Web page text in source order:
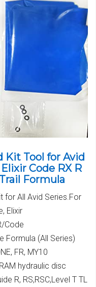
Kit Tool for Avid
Code RX R
Formula
for All Avid Series.For
Elixir
Code
Formula (All Series)
FR, MY10
hydraulic disc
R, RS,RSC,Level T TL